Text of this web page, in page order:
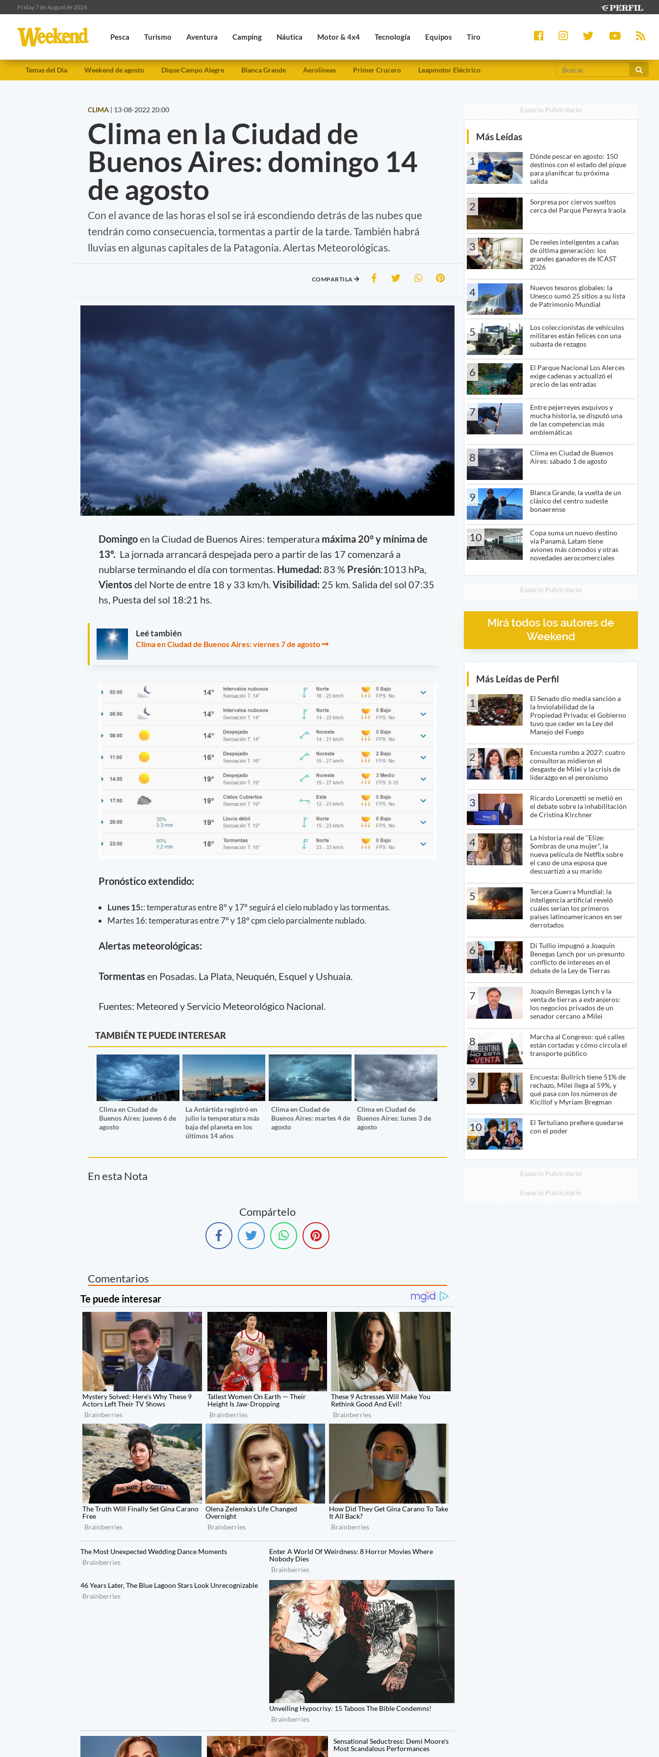
Friday 7 de August de 2026
Pesca Turismo Aventura Camping Náutica Motor & 4x4 Tecnología Equipos Tiro
Temas del Día Weekend de agosto Dique Campo Alegre Blanca Grande Aerolíneas Primer Crucero Leapmotor Eléctrico
CLIMA | 13-08-2022 20:00
Clima en la Ciudad de
Buenos Aires: domingo 14
de agosto
Con el avance de las horas el sol se irá escondiendo detrás de las nubes que
tendrán como consecuencia, tormentas a partir de la tarde. También habrá
lluvias en algunas capitales de la Patagonia. Alertas Meteorológicas.
COMPARTILA
Domingoen la Ciudad de Buenos Aires: temperatura máxima 20° y mínima de
13º. La jornada arrancará despejada pero a partir de las 17 comenzará a
nublarse terminando el día con tormentas. Humedad: 83 % Presión:1013 hPa,
Vientos del Norte de entre 18 y 33 km/h. Visibilidad: 25 km. Salida del sol 07:35
hs, Puesta del sol 18:21 hs.
Leé también
Clima en Ciudad de Buenos Aires: viernes 7 de agosto
Pronóstico extendido:
Lunes 15:: temperaturas entre 8° y 17° seguirá el cielo nublado y las tormentas.
Martes 16: temperaturas entre 7° y 18° cpm cielo parcialmente nublado.
Alertas meteorológicas:
Tormentas en Posadas. La Plata, Neuquén, Esquel y Ushuaia.
Fuentes: Meteored y Servicio Meteorológico Nacional.
TAMBIÉN TE PUEDE INTERESAR
Clima en Ciudad de
Buenos Aires: jueves 6 de
agosto
La Antártida registró en
julio la temperatura más
baja del planeta en los
últimos 14 años
Clima en Ciudad de
Buenos Aires: martes 4 de
agosto
Clima en Ciudad de
Buenos Aires: lunes 3 de
agosto
En esta Nota
Compártelo
Comentarios
Espacio Publicitario
Más Leídas
1
Dónde pescar en agosto: 150
destinos con el estado del pique
para planificar tu próxima
salida
2
Sorpresa por ciervos sueltos
cerca del Parque Pereyra Iraola
3
De reeles inteligentes a cañas
de última generación: los
grandes ganadores de ICAST
2026
4
Nuevos tesoros globales: la
Unesco sumó 25 sitios a su lista
de Patrimonio Mundial
5
Los coleccionistas de vehículos
militares están felices con una
subasta de rezagos
6
El Parque Nacional Los Alerces
exige cadenas y actualizó el
precio de las entradas
7
Entre pejerreyes esquivos y
mucha historia, se disputó una
de las competencias más
emblemáticas
8
Clima en Ciudad de Buenos
Aires: sábado 1 de agosto
9
Blanca Grande, la vuelta de un
clásico del centro sudeste
bonaerense
10
Copa suma un nuevo destino
vía Panamá, Latam tiene
aviones más cómodos y otras
novedades aerocomerciales
Espacio Publicitario
Mirá todos los autores de
Weekend
Más Leídas de Perfil
1
El Senado dio media sanción a
la Inviolabilidad de la
Propiedad Privada: el Gobierno
tuvo que ceder en la Ley del
Manejo del Fuego
2
Encuesta rumbo a 2027: cuatro
consultoras midieron el
desgaste de Milei y la crisis de
liderazgo en el peronismo
3
Ricardo Lorenzetti se metió en
el debate sobre la inhabilitación
de Cristina Kirchner
4
La historia real de "Elize:
Sombras de una mujer", la
nueva película de Netflix sobre
el caso de una esposa que
descuartizó a su marido
5
Tercera Guerra Mundial: la
inteligencia artificial reveló
cuáles serían los primeros
países latinoamericanos en ser
derrotados
6
Di Tullio impugnó a Joaquín
Benegas Lynch por un presunto
conflicto de intereses en el
debate de la Ley de Tierras
7
Joaquín Benegas Lynch y la
venta de tierras a extranjeros:
los negocios privados de un
senador cercano a Milei
8
Marcha al Congreso: qué calles
están cortadas y cómo circula el
transporte público
9
Encuesta: Bullrich tiene 51% de
rechazo, Milei llega al 59%, y
qué pasa con los números de
Kicillof y Myriam Bregman
10
El Tertuliano prefiere quedarse
con el poder
Espacio Publicitario
Espacio Publicitario